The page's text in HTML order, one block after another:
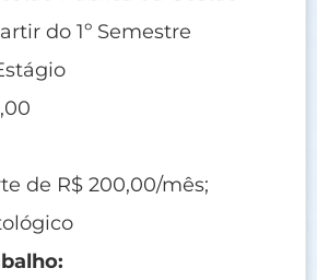
do 1º Semestre
de R$ 200,00/mês;